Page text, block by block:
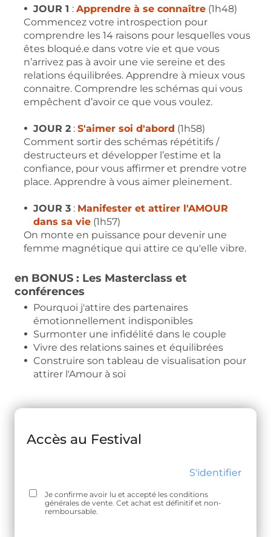
JOUR 1 :Apprendre à se connaître (1h48)
Commencez votre introspection pour
comprendre les 14 raisons pour lesquelles vous
êtes bloqué.e dans votre vie et que vous
n’arrivez pas à avoir une vie sereine et des
relations équilibrées. Apprendre à mieux vous
connaitre. Comprendre les schémas qui vous
empêchent d’avoir ce que vous voulez.
JOUR 2 :S'aimer soi d'abord (1h58)
Comment sortir des schémas répétitifs /
destructeurs et développer l’estime et la
confiance, pour vous affirmer et prendre votre
place. Apprendre à vous aimer pleinement.
JOUR 3 : Manifester et attirer l'AMOUR
dans sa vie (1h57)
On monte en puissance pour devenir une
femme magnétique qui attire ce qu'elle vibre.
en BONUS : Les Masterclass et
conférences
Pourquoi j'attire des partenaires
émotionnellement indisponibles
Surmonter une infidélité dans le couple
Vivre des relations saines et équilibrées
Construire son tableau de visualisation pour
attirer l'Amour à soi
Accès au Festival
S'identifier
Je confirme avoir lu et accepté les conditions
générales de vente . Cet achat est définitif et non-
remboursable.